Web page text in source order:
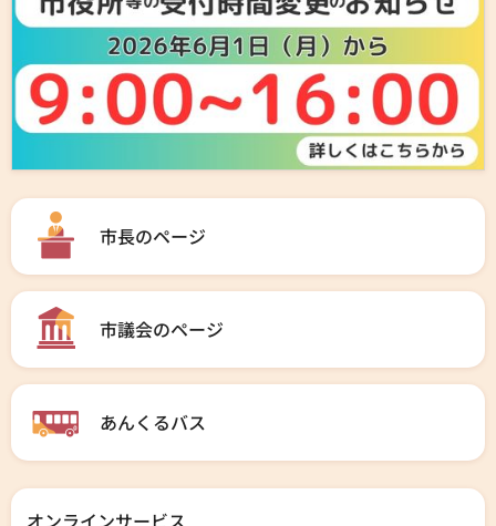
市長のページ
市議会のページ
あんくるバス
オンラインサービス